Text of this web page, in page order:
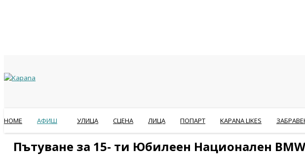
HOME АФИШ УЛИЦА СЦЕНА ЛИЦА ПОПАРТ KAPANA LIKES
Пътуване за 15- ти Юбилеен Национален
Year
Month
Year
Month